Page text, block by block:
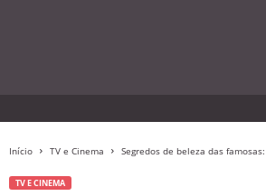
Início TV e Cinema Segredos de beleza das
TV E CINEMA